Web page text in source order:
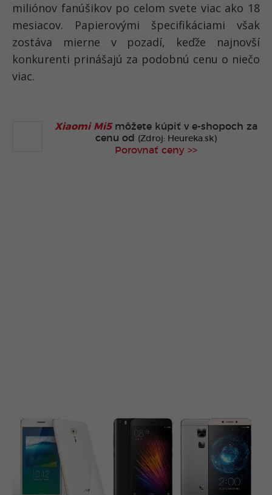
miliónov fanúšikov po celom svete viac ako 18
mesiacov. Papierovými špecifikáciami však
zostáva mierne v pozadí, keďže najnovší
konkurenti prinášajú za podobnú cenu o niečo
viac.
Xiaomi Mi5môžete kúpiť v e-shopoch za
cenu od
(Zdroj: Heureka.sk)
Porovnať ceny >>